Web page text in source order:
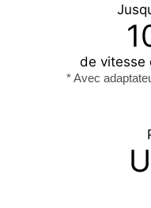
de vitesse
* Avec